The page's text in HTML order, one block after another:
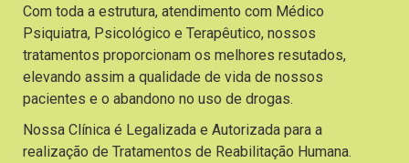
Com toda a estrutura, atendimento com Médico
Psiquiatra, Psicológico e Terapêutico, nossos
tratamentos proporcionam os melhores resutados,
elevando assim a qualidade de vida de nossos
pacientes e o abandono no uso de drogas.
Nossa Clínica é Legalizada e Autorizada para a
realização de Tratamentos de Reabilitação Humana.